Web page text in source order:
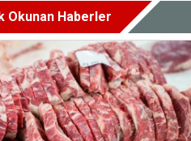
Okunan Haberler